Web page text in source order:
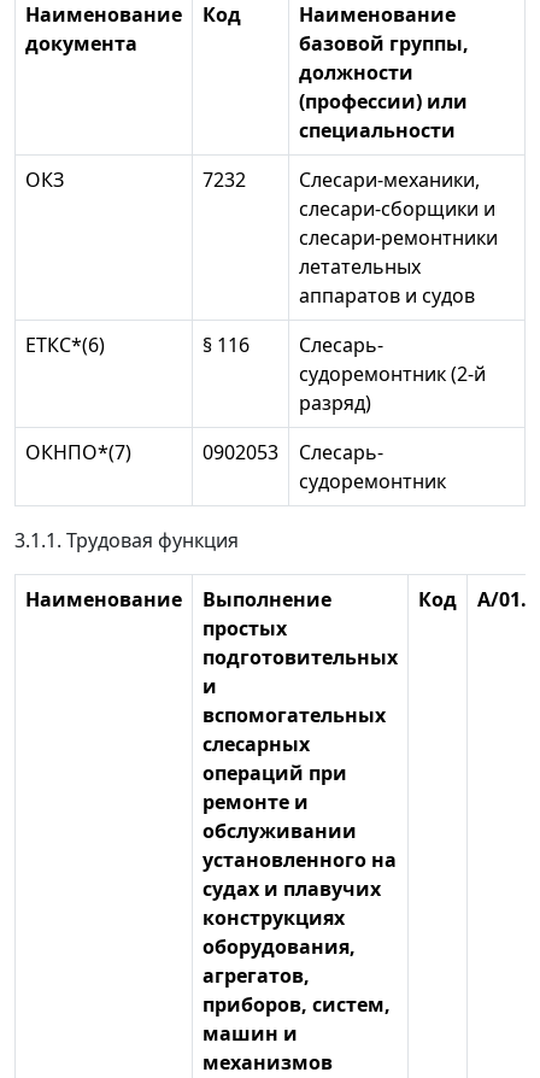
Наименование
документа
Код
Наименование
базовой группы,
должности
(профессии) или
специальности
ОКЗ
7232
Слесари-механики,
слесари-сборщики и
слесари-ремонтники
летательных
аппаратов и судов
ЕТКС*(6)
§ 116
Слесарь-
судоремонтник (2-й
разряд)
ОКНПО*(7)
0902053
Слесарь-
судоремонтник
3.1.1. Трудовая функция
Наименование
Выполнение
простых
подготовительных
и
вспомогательных
слесарных
операций при
ремонте и
обслуживании
установленного на
судах и плавучих
конструкциях
оборудования,
агрегатов,
приборов, систем,
машин и
механизмов
Код А/01.2